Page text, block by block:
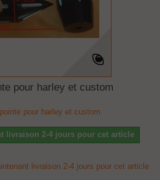
pour harley et custom
pour harley et custom
livraison 2-4 jours pour cet article
livraison 2-4 jours pour cet article